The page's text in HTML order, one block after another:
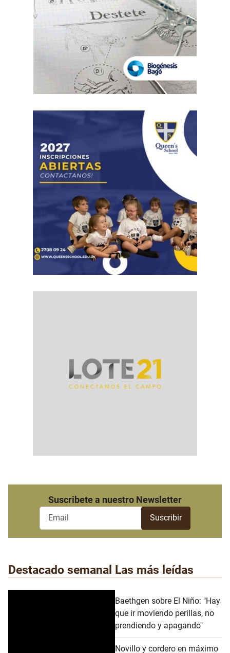
Suscribete a nuestro Newsletter
Destacado semanal Las más leídas
Baethgen sobre El Niño: "Hay
que ir moviendo perillas, no
prendiendo y apagando"
Novillo y cordero en máximo